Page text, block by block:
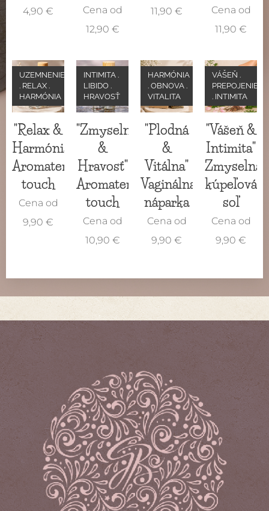
4,90 €
Cena od
12,90 €
11,90 €
Cena od
11,90 €
"Relax &
Harmónia"
Aromaterapia
touch
UZEMNENIE
. RELAX .
HARMÓNIA
Cena od
9,90 €
"Zmyselnosť
&
Hravosť"
Aromaterapia
touch
INTIMITA .
LIBIDO .
HRAVOSŤ
Cena od
10,90 €
"Plodná
&
Vitálna"
Vaginálna
náparka
HARMÓNIA
. OBNOVA .
VITALITA
Cena od
9,90 €
"Vášeň &
Intimita"
Zmyselná
kúpeľová
soľ
VÁŠEŇ .
PREPOJENIE
. INTIMITA
Cena od
9,90 €